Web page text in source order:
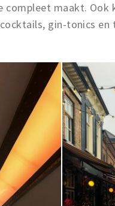
compleet maakt. Ook
gin-tonics en